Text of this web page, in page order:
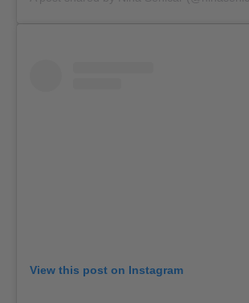
View this post on Instagram